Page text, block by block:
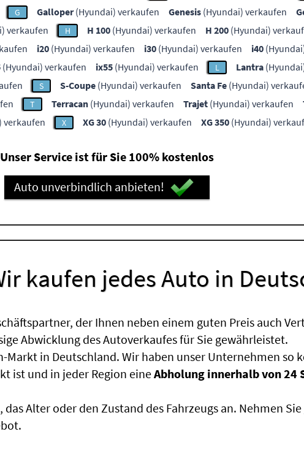
G Galloper(Hyundai) verkaufen Genesis (Hyundai) verkaufen
verkaufen H H 100 (Hyundai) verkaufen H 200 (Hyundai)
i20 (Hyundai) verkaufen i30 (Hyundai) verkaufen i40
(Hyundai) verkaufen ix55 (Hyundai) verkaufen L Lantra
S S-Coupe (Hyundai) verkaufen Santa Fe (Hyundai)
T Terracan (Hyundai) verkaufen Trajet (Hyundai) verkaufen
verkaufen X XG 30 (Hyundai) verkaufen XG 350 (Hyundai)
Unser Service ist für Sie 100% kostenlos
Auto unverbindlich anbieten!
kaufen jedes Auto in
der Ihnen neben einem guten Preis auch
Abwicklung des Autoverkaufes für Sie gewährleistet.
in Deutschland. Wir haben unser Unternehmen so
ist und in jeder Region eineAbholung innerhalb von 24
Alter oder den Zustand des Fahrzeugs an. Nehmen Sie